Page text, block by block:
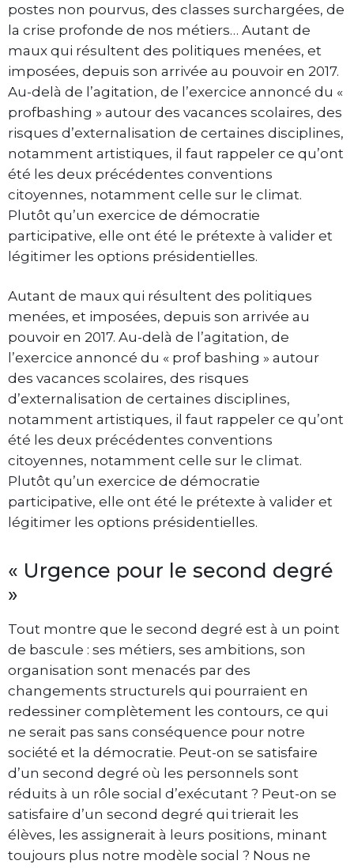
postes non pourvus, des classes surchargées, de
la crise profonde de nos métiers… Autant de
maux qui résultent des politiques menées, et
imposées, depuis son arrivée au pouvoir en 2017.
Au-delà de l’agitation, de l’exercice annoncé du «
profbashing » autour des vacances scolaires, des
risques d’externalisation de certaines disciplines,
notamment artistiques, il faut rappeler ce qu’ont
été les deux précédentes conventions
citoyennes, notamment celle sur le climat.
Plutôt qu’un exercice de démocratie
participative, elle ont été le prétexte à valider et
légitimer les options présidentielles.
Autant de maux qui résultent des politiques
menées, et imposées, depuis son arrivée au
pouvoir en 2017. Au-delà de l’agitation, de
l’exercice annoncé du « prof bashing » autour
des vacances scolaires, des risques
d’externalisation de certaines disciplines,
notamment artistiques, il faut rappeler ce qu’ont
été les deux précédentes conventions
citoyennes, notamment celle sur le climat.
Plutôt qu’un exercice de démocratie
participative, elle ont été le prétexte à valider et
légitimer les options présidentielles.
« Urgence pour le second degré
»
Tout montre que le second degré est à un point
de bascule : ses métiers, ses ambitions, son
organisation sont menacés par des
changements structurels qui pourraient en
redessiner complètement les contours, ce qui
ne serait pas sans conséquence pour notre
société et la démocratie. Peut-on se satisfaire
d’un second degré où les personnels sont
réduits à un rôle social d’exécutant ? Peut-on se
satisfaire d’un second degré qui trierait les
élèves, les assignerait à leurs positions, minant
toujours plus notre modèle social ? Nous ne